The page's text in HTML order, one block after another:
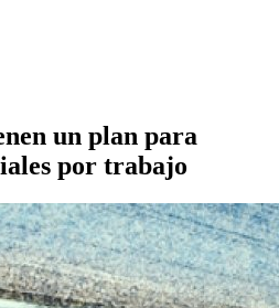
un plan para
por trabajo